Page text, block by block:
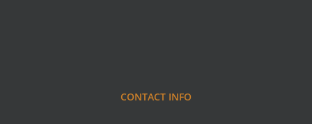
CONTACT INFO